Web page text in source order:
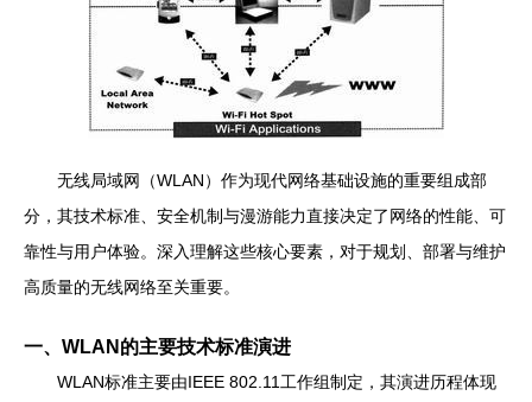
无线局域网（WLAN）作为现代网络基础设施的重要组成部
分，其技术标准、安全机制与漫游能力直接决定了网络的性能、可
靠性与用户体验。深入理解这些核心要素，对于规划、部署与维护
高质量的无线网络至关重要。
一、WLAN的主要技术标准演进
WLAN标准主要由IEEE 802.11工作组制定，其演进历程体现